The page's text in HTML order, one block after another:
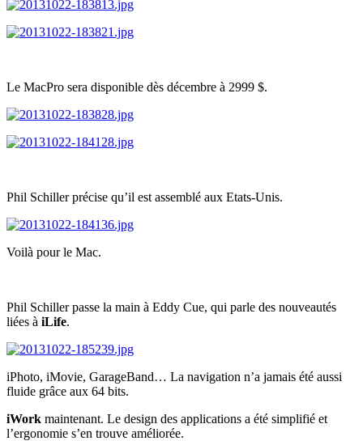
Le MacPro sera disponible dès décembre à 2999 $.
Phil Schiller précise qu’il est assemblé aux Etats-Unis.
Voilà pour le Mac.
Phil Schiller passe la main à Eddy Cue, qui parle des nouveautés
liées à iLife.
iPhoto, iMovie, GarageBand… La navigation n’a jamais été aussi
fluide grâce aux 64 bits.
iWork maintenant. Le design des applications a été simplifié et
l’ergonomie s’en trouve améliorée.